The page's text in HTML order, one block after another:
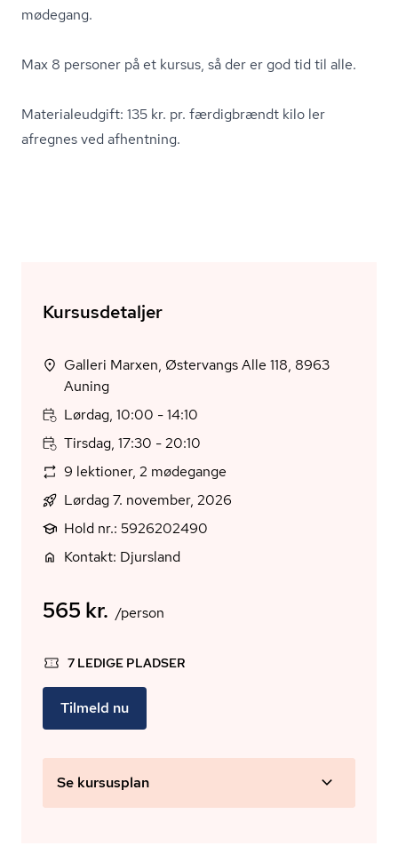
mødegang.
Max 8 personer på et kursus, så der er god tid til alle.
Ma­te­ri­aleud­gift: 135 kr. pr. færdigbrændt kilo ler
afregnes ved afhentning.
Kursusdetaljer
Galleri Marxen, Østervangs Alle 118, 8963
Auning
Lørdag, 10:00 - 14:10
Tirsdag, 17:30 - 20:10
9 lektioner, 2 mødegange
Lørdag 7. november, 2026
Hold nr.: 5926202490
Kontakt: Djursland
565 kr. /person
7 LEDIGE PLADSER
Tilmeld nu
Se kursusplan